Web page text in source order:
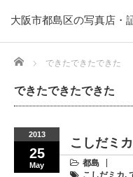
大阪市都島区の写真店・
Home できたできたできた
できたできたできた
2013
25
May
こしだミ
都島
こしだミカ,